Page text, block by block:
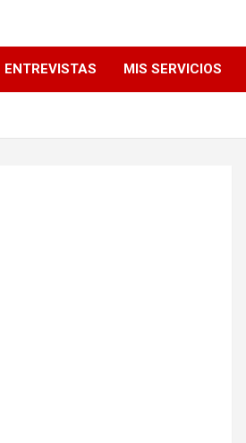
ENTREVISTAS MIS SERVICIOS